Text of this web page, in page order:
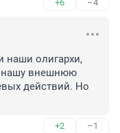
+6 –4
наши олигархи,
нашу внешнюю
действий. Но
+2 –1